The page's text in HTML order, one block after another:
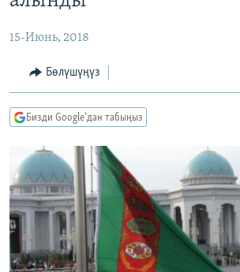
МАДАНИЯТ
ТВ ПРОГРАММАЛАР
БҮГҮН АЗАТТЫКТА
ДАНИСТЕ
ЭЖЕ-СИҢДИЛЕР
АЗАТТЫК+
ЫҢГАЙСЫЗ СУРООЛОР
ПОДКАСТ
Русский
ОНЛАЙН ШЕРИНЕ
15-Июнь, 2018
Бөлүшүңүз
Бизди Google'дан табыңыз